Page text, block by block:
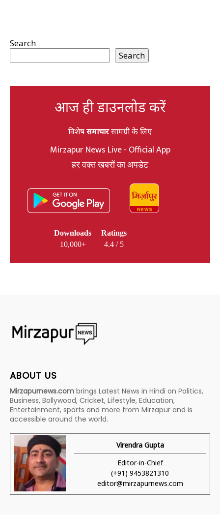
Search
Search
आज ही डाउनलोड करें
विशेषसमाचारसामग्री के लिए
Mirzapur News Live - Official App
हर वक्त खबरों का अपडेट
Downloads
10,000+
Ratings
4.4 / 5
ABOUT US
Mirzapurnews.com brings Latest News in Hindi on Politics,
Business, Bollywood, Cricket, Lifestyle, Education,
Entertainment, sports and more from Mirzapur and is
accessible around the world.
Virendra Gupta
Editor-in-Chief
(+91) 9453821310
editor@mirzapurnews.com